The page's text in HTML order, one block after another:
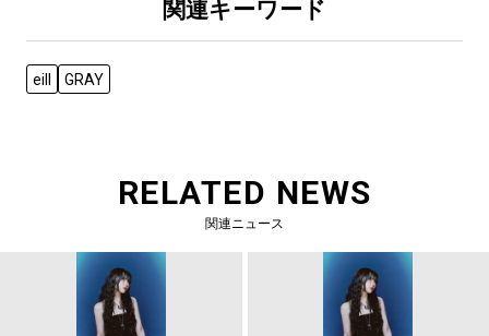
関連キーワード
eill GRAY
RELATED NEWS
関連ニュース